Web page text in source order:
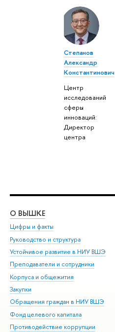
Степанов
Александр
Константинович
Центр
исследований
сферы
инноваций:
Директор
центра
О ВЫШКЕ
Цифры и факты
Руководство и структура
Устойчивое развитие в НИУ ВШЭ
Преподаватели и сотрудники
Корпуса и общежития
Закупки
Обращения граждан в НИУ ВШЭ
Фонд целевого капитала
Противодействие коррупции